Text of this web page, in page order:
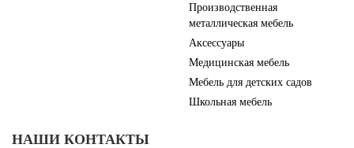
Производственная
металлическая мебель
Аксессуары
Медицинская мебель
Мебель для детских садов
Школьная мебель
НАШИ КОНТАКТЫ